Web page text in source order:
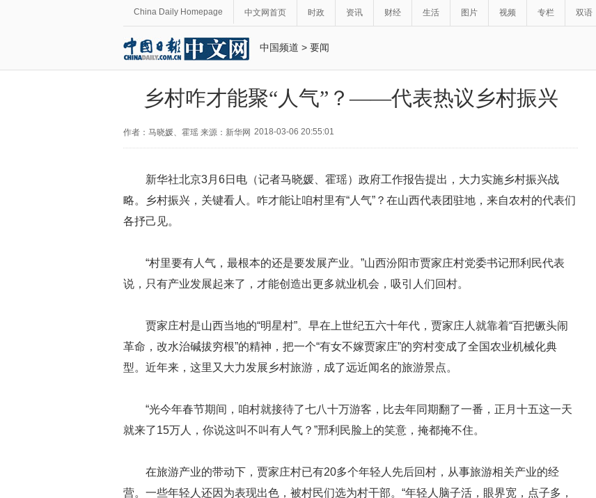
China Daily Homepage 中文网首页 时政 资讯 财经 生活 图片 视频 专栏 双语
中国频道 > 要闻
乡村咋才能聚“人气”？——代表热议乡村振兴
作者：马晓媛、霍瑶 来源：新华网 2018-03-06 20:55:01
新华社北京3月6日电（记者马晓媛、霍瑶）政府工作报告提出，大力实施乡村振兴战
略。乡村振兴，关键看人。咋才能让咱村里有“人气”？在山西代表团驻地，来自农村的代表们
各抒己见。
“村里要有人气，最根本的还是要发展产业。”山西汾阳市贾家庄村党委书记邢利民代表
说，只有产业发展起来了，才能创造出更多就业机会，吸引人们回村。
贾家庄村是山西当地的“明星村”。早在上世纪五六十年代，贾家庄人就靠着“百把镢头闹
革命，改水治碱拔穷根”的精神，把一个“有女不嫁贾家庄”的穷村变成了全国农业机械化典
型。近年来，这里又大力发展乡村旅游，成了远近闻名的旅游景点。
“光今年春节期间，咱村就接待了七八十万游客，比去年同期翻了一番，正月十五这一天
就来了15万人，你说这叫不叫有人气？”邢利民脸上的笑意，掩都掩不住。
在旅游产业的带动下，贾家庄村已有20多个年轻人先后回村，从事旅游相关产业的经
营。一些年轻人还因为表现出色，被村民们选为村干部。“年轻人脑子活，眼界宽，点子多，